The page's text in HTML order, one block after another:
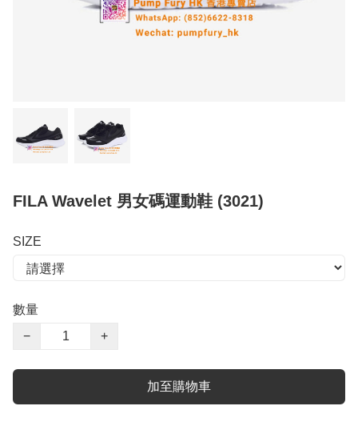
FILA Wavelet 男女碼運動鞋 (3021)
SIZE
數量
−
+
加至購物車